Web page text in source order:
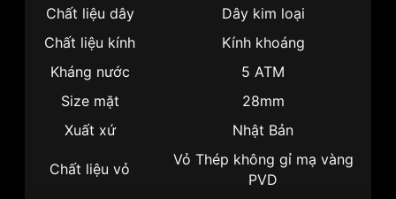
Chất liệu dây
Dây kim loại
Chất liệu kính
Kính khoáng
Kháng nước
5 ATM
Size mặt
28mm
Xuất xứ
Nhật Bản
Chất liệu vỏ
Vỏ Thép không gỉ mạ vàng
PVD